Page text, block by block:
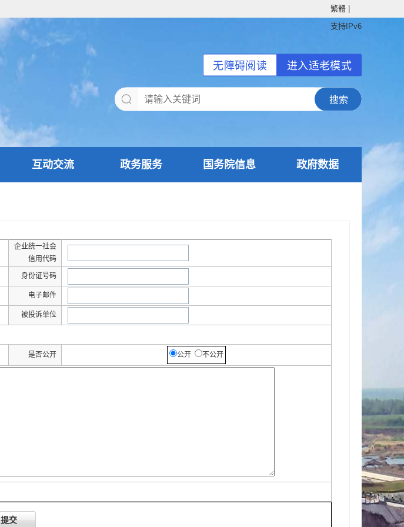
繁體
支持IPv6
进入适老模式
无障碍阅读
互动交流 政务服务 国务院信息 政府数据
企业统一社会
信用代码
身份证号码
电子邮件
被投诉单位
是否公开 公开 不公开
提交